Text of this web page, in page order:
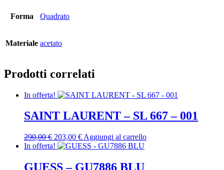
Forma Quadrato
Materiale acetato
Prodotti correlati
In offerta!
SAINT LAURENT – SL 667 – 001
290,00€ Il
prezzo
era:
203,00 €Il
prezzo
è:
Aggiungi al carrello
In offerta!
GUESS – GU7886 BLU